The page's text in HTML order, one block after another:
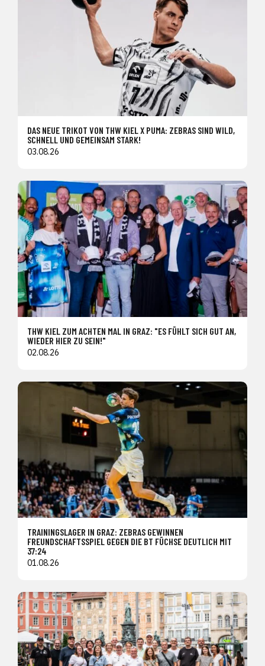
DAS NEUE TRIKOT VON THW KIEL X PUMA: ZEBRAS SIND WILD,
SCHNELL UND GEMEINSAM STARK!
03.08.26
THW KIEL ZUM ACHTEN MAL IN GRAZ: "ES FÜHLT SICH GUT AN,
WIEDER HIER ZU SEIN!"
02.08.26
TRAININGSLAGER IN GRAZ: ZEBRAS GEWINNEN
FREUNDSCHAFTSSPIEL GEGEN DIE BT FÜCHSE DEUTLICH MIT
37:24
01.08.26